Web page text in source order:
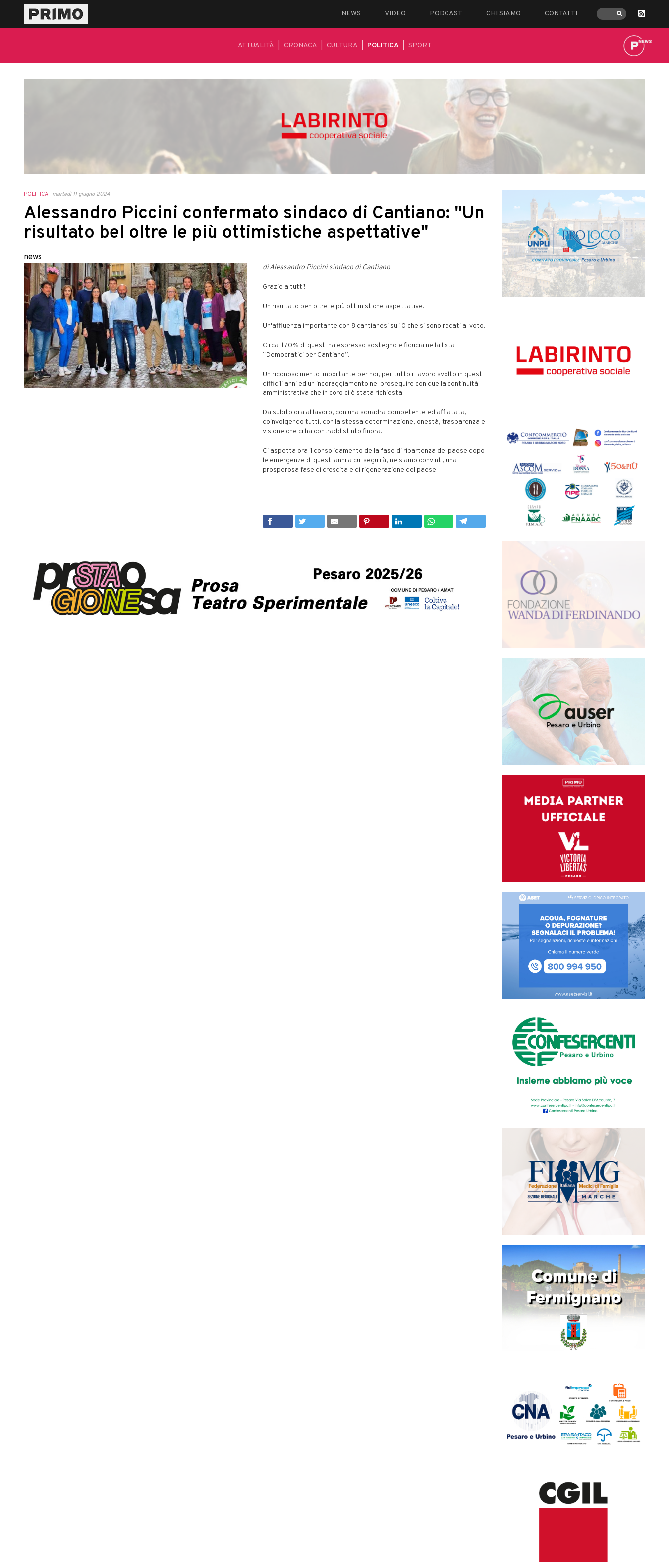
NEWS VIDEO PODCAST CHI SIAMO CONTATTI
ATTUALITÀ CRONACA CULTURA POLITICA SPORT
POLITICA martedì 11 giugno 2024
Alessandro Piccini confermato sindaco di Cantiano: "Un
risultato bel oltre le più ottimistiche aspettative"
news
di Alessandro Piccini sindaco di Cantiano
Grazie a tutti!
Un risultato ben oltre le più ottimistiche aspettative.
Un'affluenza importante con 8 cantianesi su 10 che si sono recati al voto.
Circa il 70% di questi ha espresso sostegno e fiducia nella lista
“Democratici per Cantiano”.
Un riconoscimento importante per noi, per tutto il lavoro svolto in questi
difficili anni ed un incoraggiamento nel proseguire con quella continuità
amministrativa che in coro ci è stata richiesta.
Da subito ora al lavoro, con una squadra competente ed affiatata,
coinvolgendo tutti, con la stessa determinazione, onestà, trasparenza e
visione che ci ha contraddistinto finora.
Ci aspetta ora il consolidamento della fase di ripartenza del paese dopo
le emergenze di questi anni a cui seguirà, ne siamo convinti, una
prosperosa fase di crescita e di rigenerazione del paese.